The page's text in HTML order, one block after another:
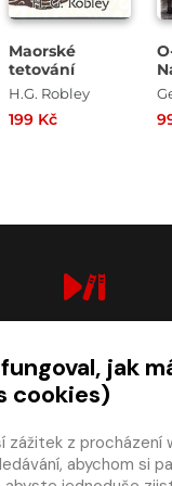
Maorské
tetování
H.G. Robley
199 Kč
jak
cookies)
zážitek z procházení
abychom si